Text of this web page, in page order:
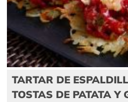
TARTAR DE
TOSTAS DE PATATA Y